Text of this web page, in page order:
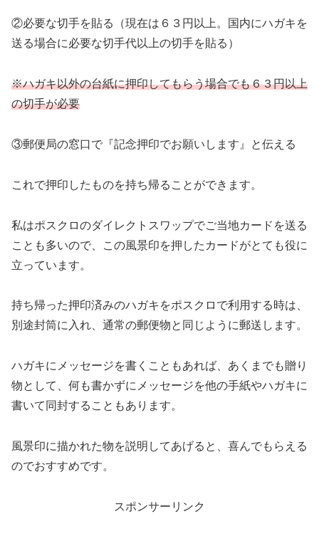
②必要な切手を貼る（現在は６３円以上。国内にハガキを
送る場合に必要な切手代以上の切手を貼る）
※ハガキ以外の台紙に押印してもらう場合でも６３円以上
の切手が必要
③郵便局の窓口で『記念押印でお願いします』と伝える
これで押印したものを持ち帰ることができます。
私はポスクロのダイレクトスワップでご当地カードを送る
ことも多いので、この風景印を押したカードがとても役に
立っています。
持ち帰った押印済みのハガキをポスクロで利用する時は、
別途封筒に入れ、通常の郵便物と同じように郵送します。
ハガキにメッセージを書くこともあれば、あくまでも贈り
物として、何も書かずにメッセージを他の手紙やハガキに
書いて同封することもあります。
風景印に描かれた物を説明してあげると、喜んでもらえる
のでおすすめです。
スポンサーリンク